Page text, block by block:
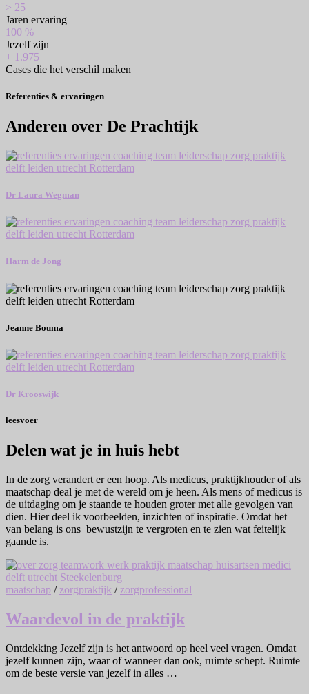
> 25
Jaren ervaring
100 %
Jezelf zijn
+ 1.975
Cases die het verschil maken
Referenties & ervaringen
Anderen over De Prachtijk
Dr Laura Wegman
Harm de Jong
Jeanne Bouma
Dr Krooswijk
leesvoer
Delen wat je in huis hebt
In de zorg verandert er een hoop. Als medicus, praktijkhouder of als
maatschap deal je met de wereld om je heen. Als mens of medicus is
de uitdaging om je staande te houden groter met alle gevolgen van
dien. Hier deel ik voorbeelden, inzichten of inspiratie. Omdat het
van belang is ons bewustzijn te vergroten en te zien wat feitelijk
gaande is.
maatschap / zorgpraktijk / zorgprofessional
Waardevol in de praktijk
Ontdekking Jezelf zijn is het antwoord op heel veel vragen. Omdat
jezelf kunnen zijn, waar of wanneer dan ook, ruimte schept. Ruimte
om de beste versie van jezelf in alles …